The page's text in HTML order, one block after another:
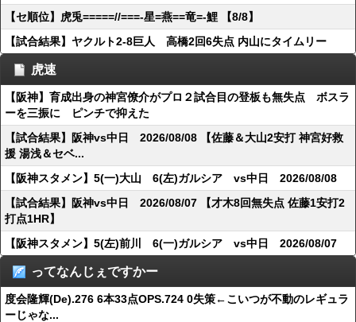
【セ順位】虎兎=====//===‐星=燕==竜=‐鯉 【8/8】
【試合結果】ヤクルト2-8巨人 高橋2回6失点 内山にタイムリー
虎速
【阪神】育成出身の神宮僚介がプロ２試合目の登板も無失点 ボスラ
ーを三振に ピンチで抑えた
【試合結果】阪神vs中日 2026/08/08 【佐藤＆大山2安打 神宮好救
援 湯浅＆セベ...
【阪神スタメン】5(一)大山 6(左)ガルシア vs中日 2026/08/08
【試合結果】阪神vs中日 2026/08/07 【才木8回無失点 佐藤1安打2
打点1HR】
【阪神スタメン】5(左)前川 6(一)ガルシア vs中日 2026/08/07
ってなんじぇですかー
度会隆輝(De).276 6本33点OPS.724 0失策←こいつが不動のレギュラ
ーじゃな...